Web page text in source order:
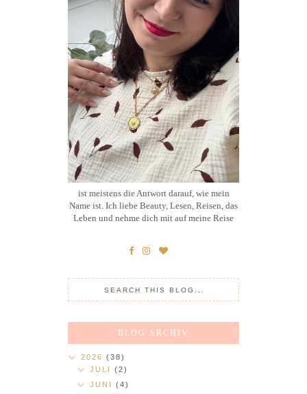
ist meistens die Antwort darauf, wie mein
Name ist. Ich liebe Beauty, Lesen, Reisen, das
Leben und nehme dich mit auf meine Reise
BLOG ARCHIV
2026 (38)
JULI(2)
JUNI(4)